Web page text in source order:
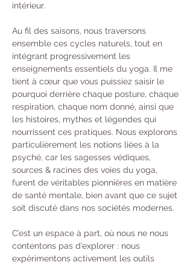
intérieur.
Au fil des saisons, nous traversons
ensemble ces cycles naturels, tout en
intégrant progressivement les
enseignements essentiels du yoga. Il me
tient à cœur que vous puissiez saisir le
pourquoi derrière chaque posture, chaque
respiration, chaque nom donné, ainsi que
les histoires, mythes et légendes qui
nourrissent ces pratiques. Nous explorons
particulièrement les notions liées à la
psyché, car les sagesses védiques,
sources & racines des voies du yoga,
furent de véritables pionnières en matière
de santé mentale, bien avant que ce sujet
soit discuté dans nos sociétés modernes.
C’est un espace à part, où nous ne nous
contentons pas d’explorer : nous
expérimentons activement les outils